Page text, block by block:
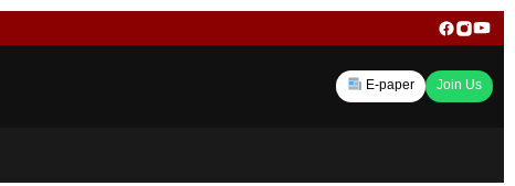
E-paper Join Us